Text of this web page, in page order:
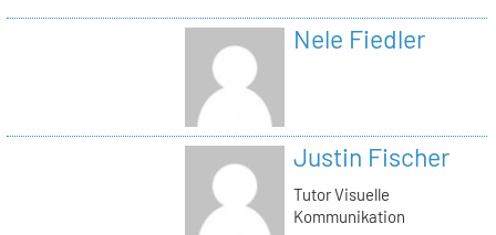
Nele Fiedler
Justin Fischer
Tutor Visuelle
Kommunikation